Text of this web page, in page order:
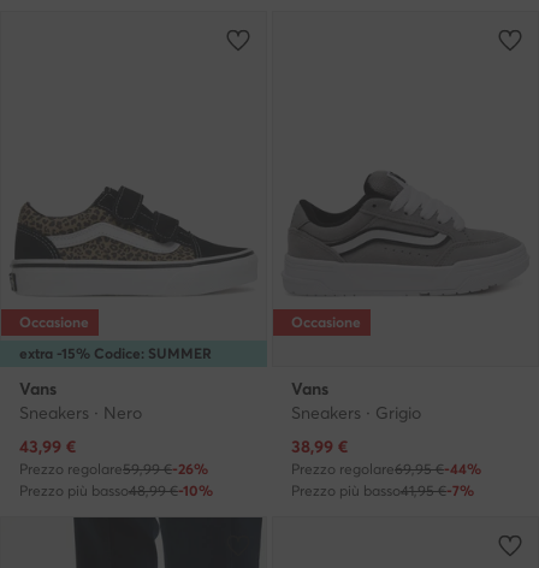
extra -15% Codice: SUMMER
Occasione
Vans
Sneakers · Nero
Prezzo attuale
43,99 €
Prezzo regolare59,99 €-26%
Prezzo più basso48,99 €-10%
Occasione
Vans
Sneakers · Grigio
Prezzo attuale
38,99 €
Prezzo regolare69,95 €-44%
Prezzo più basso41,95 €-7%